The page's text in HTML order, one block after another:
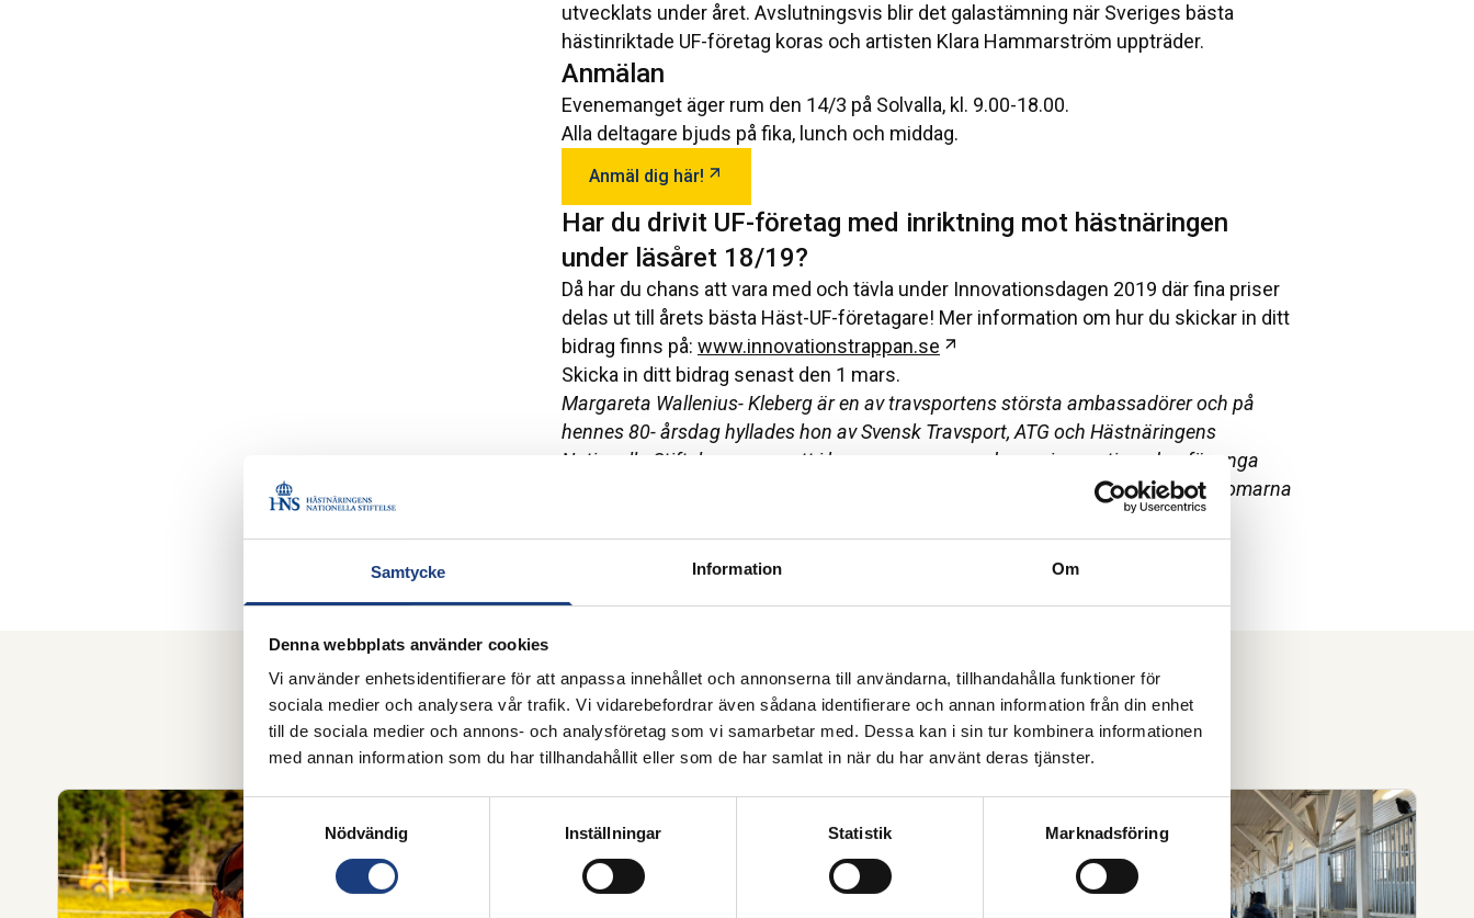
Samtycke Information Om
Denna webbplats använder cookies
Vi använder enhetsidentifierare för att anpassa innehållet och annonserna till användarna, tillhandahålla funktioner för
sociala medier och analysera vår trafik. Vi vidarebefordrar även sådana identifierare och annan information från din enhet
till de sociala medier och annons- och analysföretag som vi samarbetar med. Dessa kan i sin tur kombinera informationen
med annan information som du har tillhandahållit eller som de har samlat in när du har använt deras tjänster.
Samtyckesval
Nödvändig
Inställningar Statistik Marknadsföring
utvecklats under året. Avslutningsvis blir det galastämning när Sveriges bästa
hästinriktade UF-företag koras och artisten Klara Hammarström uppträder.
Anmälan
Evenemanget äger rum den 14/3 på Solvalla, kl. 9.00-18.00.
Alla deltagare bjuds på fika, lunch och middag.
Anmäl dig här!
Har du drivit UF-företag med inriktning mot hästnäringen
under läsåret 18/19?
Då har du chans att vara med och tävla under Innovationsdagen 2019 där fina priser
delas ut till årets bästa Häst-UF-företagare! Mer information om hur du skickar in ditt
bidrag finns på: www.innovationstrappan.se
Skicka in ditt bidrag senast den 1 mars.
Margareta Wallenius- Kleberg är en av travsportens största ambassadörer och på
hennes 80- årsdag hyllades hon av Svensk Travsport, ATG och Hästnäringens
Nationella Stiftelse genom att i hennes namn anordna en innovationsdag för unga
inom hästnäringen. Margaretas Innovationsdag ska stötta och inspirera ungdomarna
inom entreprenörskap och innovation samt lyfta möjligheterna till det inom
hästnäringen.
Mer från Hästnäringens Nationella Stiftelse (HNS)
Pressmeddelande